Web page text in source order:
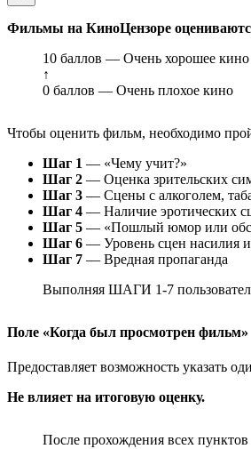
Фильмы на КиноЦензоре
10 баллов — Очень хорошее кино
↑
0 баллов — Очень плохое кино
Чтобы оценить фильм, необходимо
Шаг 1 — «Чему учит?»
Шаг 2 — Оценка зрительских
Шаг 3 — Сцены с алкоголем,
Шаг 4 — Наличие эротических
Шаг 5 — «Пошлый юмор или
Шаг 6 — Уровень сцен насилия и
Шаг 7 — Вредная пропаганда
Выполняя ШАГИ 1-7
Поле «Когда был просмотрен фильм»
Предоставляет возможность указать
Не влияет на итоговую оценку.
После прохождения всех